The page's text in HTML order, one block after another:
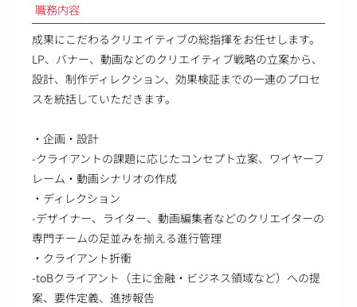
職務内容
成果にこだわるクリエイティブの総指揮をお任せします。
LP、バナー、動画などのクリエイティブ戦略の立案から、
設計、制作ディレクション、効果検証までの一連のプロセ
スを統括していただきます。
・企画・設計
-クライアントの課題に応じたコンセプト立案、ワイヤーフ
レーム・動画シナリオの作成
・ディレクション
-デザイナー、ライター、動画編集者などのクリエイターの
専門チームの足並みを揃える進行管理
・クライアント折衝
-toBクライアント（主に金融・ビジネス領域など）への提
案、要件定義、進捗報告